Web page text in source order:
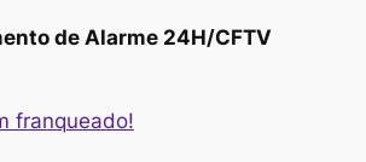
de Alarme 24H/CFTV
franqueado!